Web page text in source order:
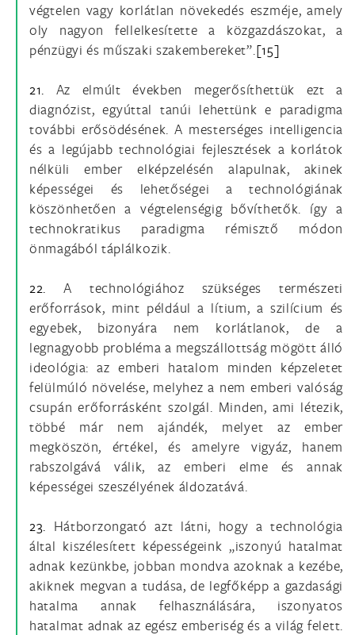
végtelen vagy korlátlan növekedés eszméje, amely
oly nagyon fellelkesítette a közgazdászokat, a
pénzügyi és műszaki szakembereket”.[15]
21. Az elmúlt években megerősíthettük ezt a
diagnózist, egyúttal tanúi lehettünk e paradigma
további erősödésének. A mesterséges intelligencia
és a legújabb technológiai fejlesztések a korlátok
nélküli ember elképzelésén alapulnak, akinek
képességei és lehetőségei a technológiának
köszönhetően a végtelenségig bővíthetők. így a
technokratikus paradigma rémisztő módon
önmagából táplálkozik.
22. A technológiához szükséges természeti
erőforrások, mint például a lítium, a szilícium és
egyebek, bizonyára nem korlátlanok, de a
legnagyobb probléma a megszállottság mögött álló
ideológia: az emberi hatalom minden képzeletet
felülmúló növelése, melyhez a nem emberi valóság
csupán erőforrásként szolgál. Minden, ami létezik,
többé már nem ajándék, melyet az ember
megköszön, értékel, és amelyre vigyáz, hanem
rabszolgává válik, az emberi elme és annak
képességei szeszélyének áldozatává.
23. Hátborzongató azt látni, hogy a technológia
által kiszélesített képességeink „iszonyú hatalmat
adnak kezünkbe, jobban mondva azoknak a kezébe,
akiknek megvan a tudása, de legfőképp a gazdasági
hatalma annak felhasználására, iszonyatos
hatalmat adnak az egész emberiség és a világ felett.